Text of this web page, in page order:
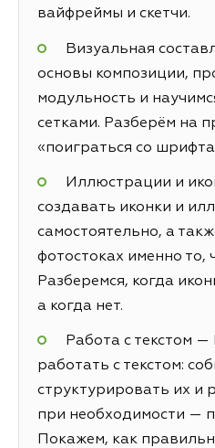
вайфреймы и скетчи.
Визуальная
основы композиции,
модульность и
сетками. Разберём на
«поиграться со
Иллюстрации и
создавать иконки и
самостоятельно, а
фотостоках именно то,
Разберемся, когда
а когда нет.
Работа с текстом
работать с текстом:
структурировать их и
при необходимости —
Покажем, как